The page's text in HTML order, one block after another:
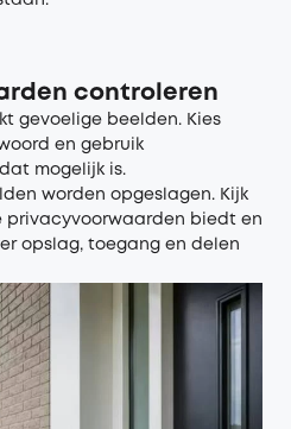
controleren
gevoelige beelden. Kies
en gebruik
mogelijk is.
worden opgeslagen. Kijk
privacyvoorwaarden biedt en
opslag, toegang en delen